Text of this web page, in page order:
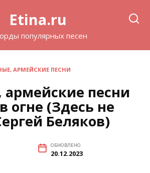
Etina.ru
популярных песен
АРМЕЙСКИЕ ПЕСНИ
армейские песни
огне (Здесь не
Беляков)
ОБНОВЛЕНО
20.12.2023